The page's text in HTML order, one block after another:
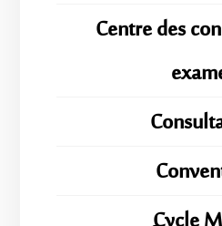
Centre des